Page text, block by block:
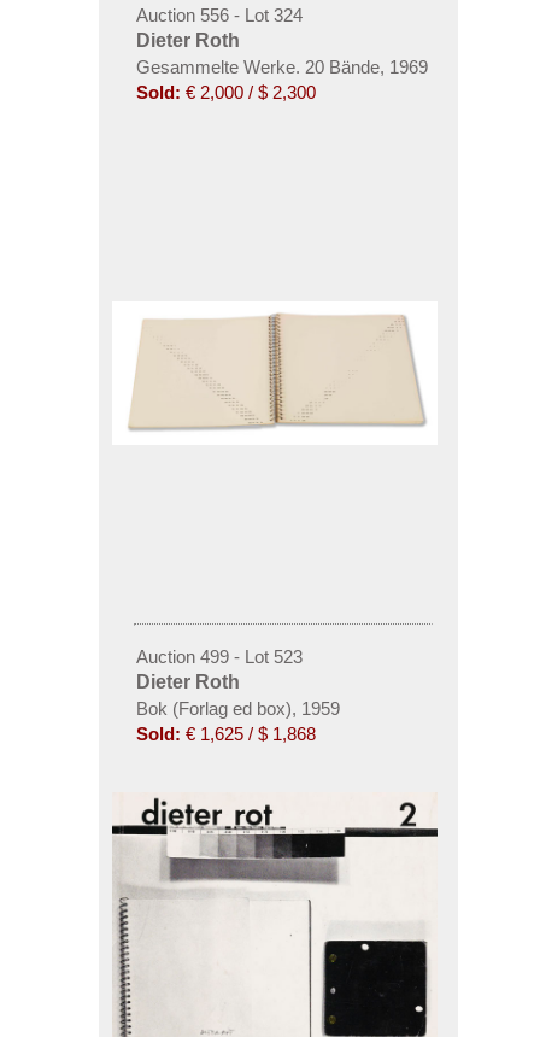
Auction 556 - Lot 324
Dieter Roth
Gesammelte Werke. 20 Bände, 1969
Sold: € 2,000 / $ 2,300
Auction 499 - Lot 523
Dieter Roth
Bok (Forlag ed box), 1959
Sold: € 1,625 / $ 1,868